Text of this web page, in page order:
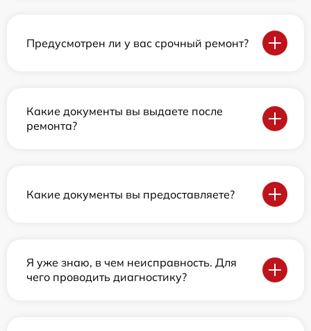
Предусмотрен ли у вас срочный ремонт?
Какие документы вы выдаете после
ремонта?
Какие документы вы предоставляете?
Я уже знаю, в чем неисправность. Для
чего проводить диагностику?